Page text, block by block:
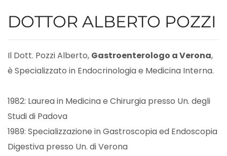
DOTTOR ALBERTO POZZI
Il Dott. Pozzi Alberto, Gastroenterologo a Verona,
è Specializzato in Endocrinologia e Medicina Interna.
1982: Laurea in Medicina e Chirurgia presso Un. degli
Studi di Padova
1989: Specializzazione in Gastroscopia ed Endoscopia
Digestiva presso Un. di Verona